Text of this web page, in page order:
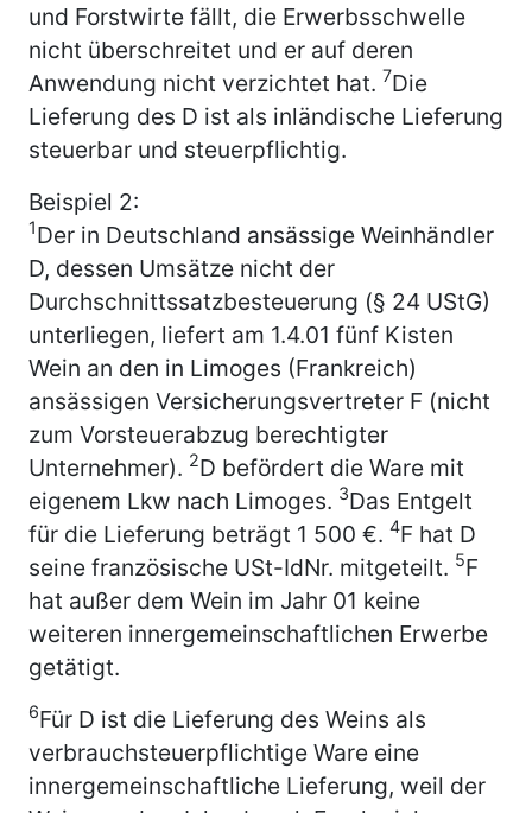
und Forstwirte fällt, die Erwerbsschwelle
nicht überschreitet und er auf deren
Anwendung nicht verzichtet hat. 7Die
Lieferung des D ist als inländische Lieferung
steuerbar und steuerpflichtig.
Beispiel 2:
1Der in Deutschland ansässige Weinhändler
D, dessen Umsätze nicht der
Durchschnittssatzbesteuerung (§ 24 UStG)
unterliegen, liefert am 1.4.01 fünf Kisten
Wein an den in Limoges (Frankreich)
ansässigen Versicherungsvertreter F (nicht
zum Vorsteuerabzug berechtigter
Unternehmer). 2D befördert die Ware mit
eigenem Lkw nach Limoges. 3Das Entgelt
für die Lieferung beträgt 1 500 €. 4F hat D
seine französische USt-IdNr. mitgeteilt. 5F
hat außer dem Wein im Jahr 01 keine
weiteren innergemeinschaftlichen Erwerbe
getätigt.
6Für D ist die Lieferung des Weins als
verbrauchsteuerpflichtige Ware eine
innergemeinschaftliche Lieferung, weil der